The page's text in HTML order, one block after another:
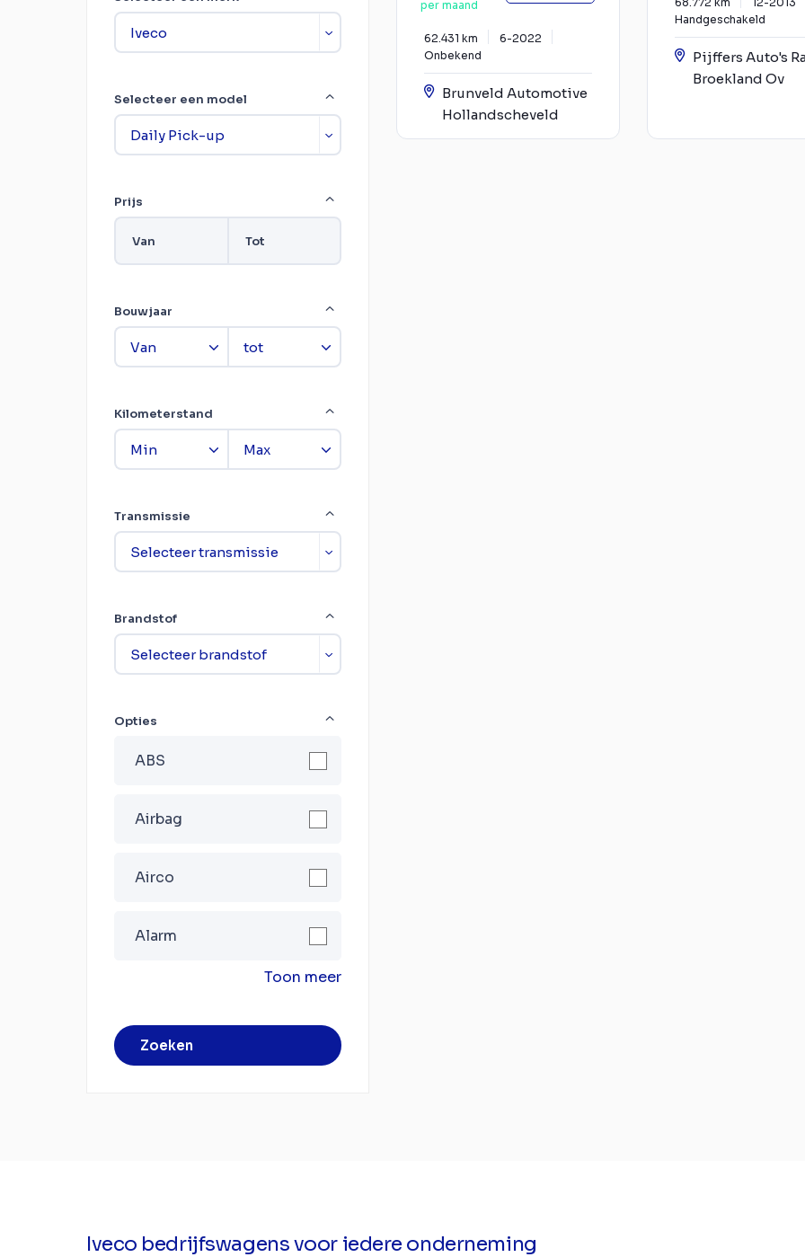
Selecteer een model
Prijs
Van Tot
Bouwjaar
Kilometerstand
Transmissie
Brandstof
Opties
ABS
Airbag
Airco
Alarm
Toon meer
Zoeken
per maand
62.431 km
6-2022
Onbekend
Brunveld Automotive
Hollandscheveld
Handgeschakeld
Pijffers Auto's
Broekland Ov
Iveco bedrijfswagens voor iedere onderneming